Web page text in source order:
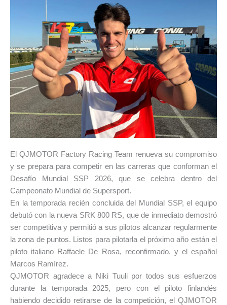
El QJMOTOR Factory Racing Team renueva su compromiso
y se prepara para competir en las carreras que conforman el
Desafío Mundial SSP 2026, que se celebra dentro del
Campeonato Mundial de Supersport.
En la temporada recién concluida del Mundial SSP, el equipo
debutó con la nueva SRK 800 RS, que de inmediato demostró
ser competitiva y permitió a sus pilotos alcanzar regularmente
la zona de puntos. Listos para pilotarla el próximo año están el
piloto italiano Raffaele De Rosa, reconfirmado, y el español
Marcos Ramírez.
QJMOTOR agradece a Niki Tuuli por todos sus esfuerzos
durante la temporada 2025, pero con el piloto finlandés
habiendo decidido retirarse de la competición, el QJMOTOR